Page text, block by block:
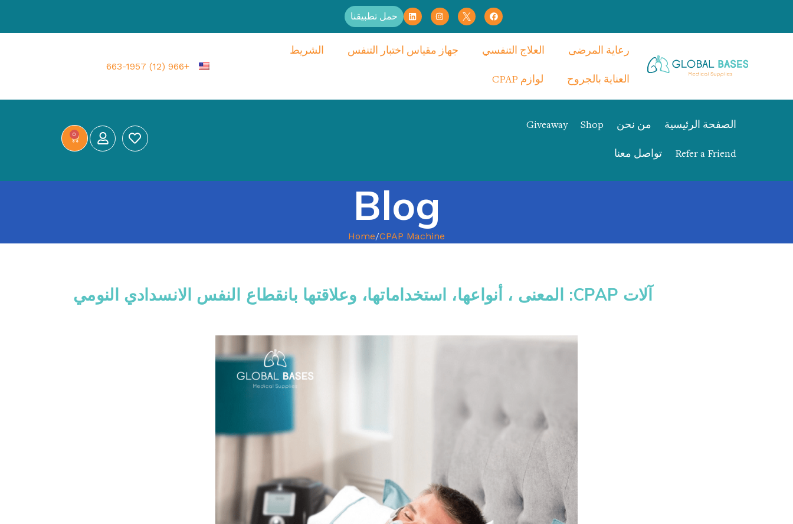
حمل تطبيقنا
رعاية المرضى العلاج التنفسي جهاز مقياس اختبار التنفس الشريط
العناية بالجروح لوازم CPAP
+966 (12) 663-1957
الصفحة الرئيسية من نحن Shop
Giveaway
Refer a Friend تواصل معنا
0
Blog
Home CPAP Machine
آلات CPAP: المعنى ، أنواعها، استخداماتها، وعلاقتها بانقطاع النفس الانسدادي النومي